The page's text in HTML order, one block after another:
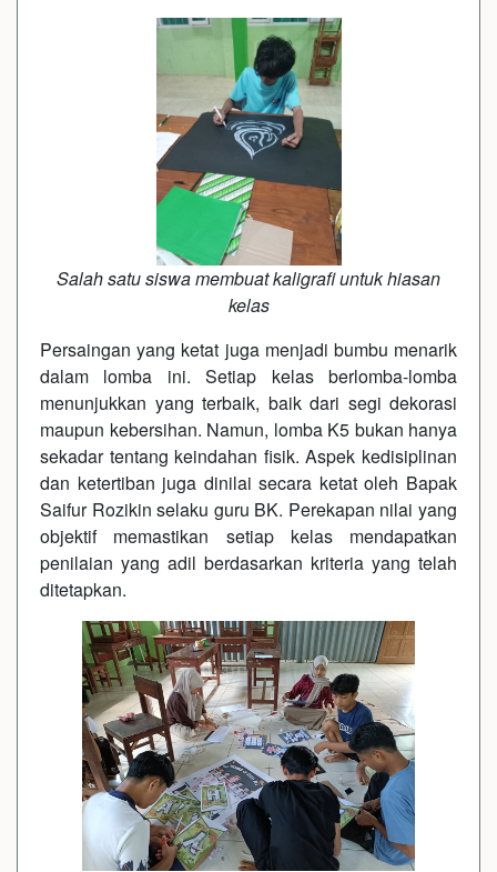
Salah satu siswa membuat kaligrafi untuk hiasan
kelas
Persaingan yang ketat juga menjadi bumbu menarik
dalam lomba ini. Setiap kelas berlomba-lomba
menunjukkan yang terbaik, baik dari segi dekorasi
maupun kebersihan. Namun, lomba K5 bukan hanya
sekadar tentang keindahan fisik. Aspek kedisiplinan
dan ketertiban juga dinilai secara ketat oleh Bapak
Saifur Rozikin selaku guru BK. Perekapan nilai yang
objektif memastikan setiap kelas mendapatkan
penilaian yang adil berdasarkan kriteria yang telah
ditetapkan.